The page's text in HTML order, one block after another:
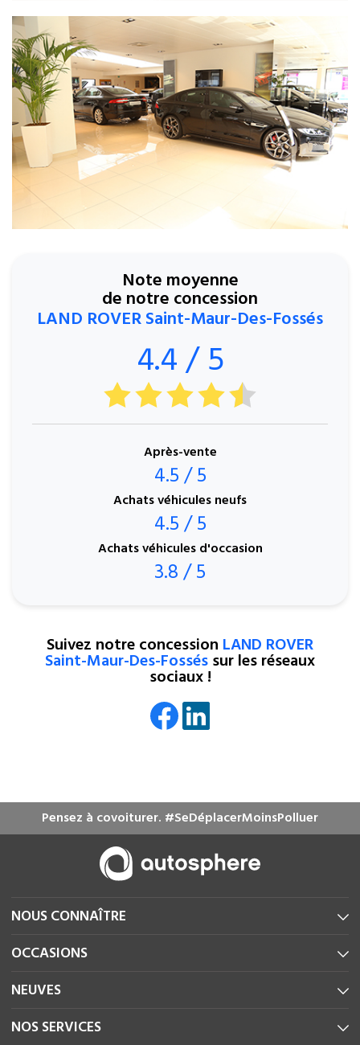
Note moyenne
de notre concession
LAND ROVER Saint-Maur-Des-Fossés
4.4 / 5
Après-vente
4.5 / 5
Achats véhicules neufs
4.5 / 5
Achats véhicules d'occasion
3.8 / 5
Suivez notre concession LAND ROVER
Saint-Maur-Des-Fosséssur les réseaux
sociaux !
Pensez à covoiturer. #SeDéplacerMoinsPolluer
NOUS CONNAÎTRE
OCCASIONS
NEUVES
NOS SERVICES